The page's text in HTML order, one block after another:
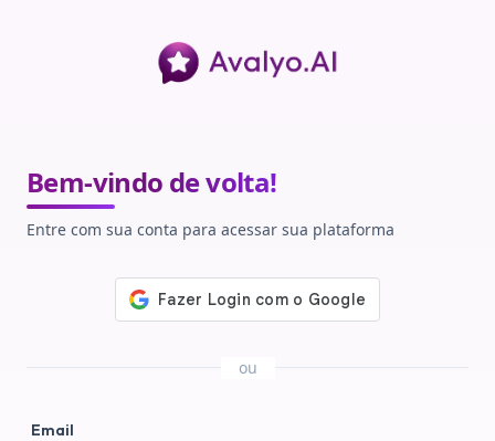
Bem-vindo de volta!
Entre com sua conta para acessar sua plataforma
ou
Email